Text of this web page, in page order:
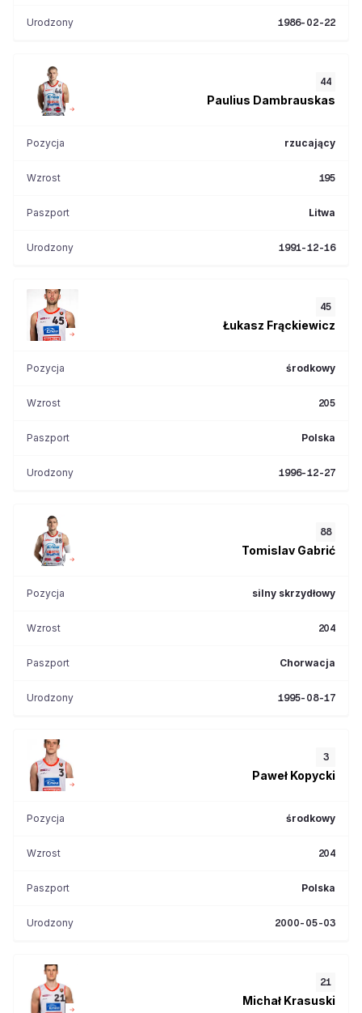
Urodzony 1986-02-22
44
Paulius Dambrauskas
Pozycja rzucający
Wzrost 195
Paszport Litwa
Urodzony 1991-12-16
45
Łukasz Frąckiewicz
Pozycja środkowy
Wzrost 205
Paszport Polska
Urodzony 1996-12-27
88
Tomislav Gabrić
Pozycja silny skrzydłowy
Wzrost 204
Paszport Chorwacja
Urodzony 1995-08-17
3
Paweł Kopycki
Pozycja środkowy
Wzrost 204
Paszport Polska
Urodzony 2000-05-03
21
Michał Krasuski